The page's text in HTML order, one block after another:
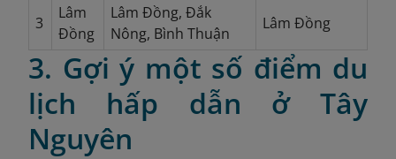
3
Lâm
Đồng
Lâm Đồng, Đắk
Nông, Bình Thuận
Lâm Đồng
3. Gợi ý một số điểm du
lịch hấp dẫn ở Tây
Nguyên